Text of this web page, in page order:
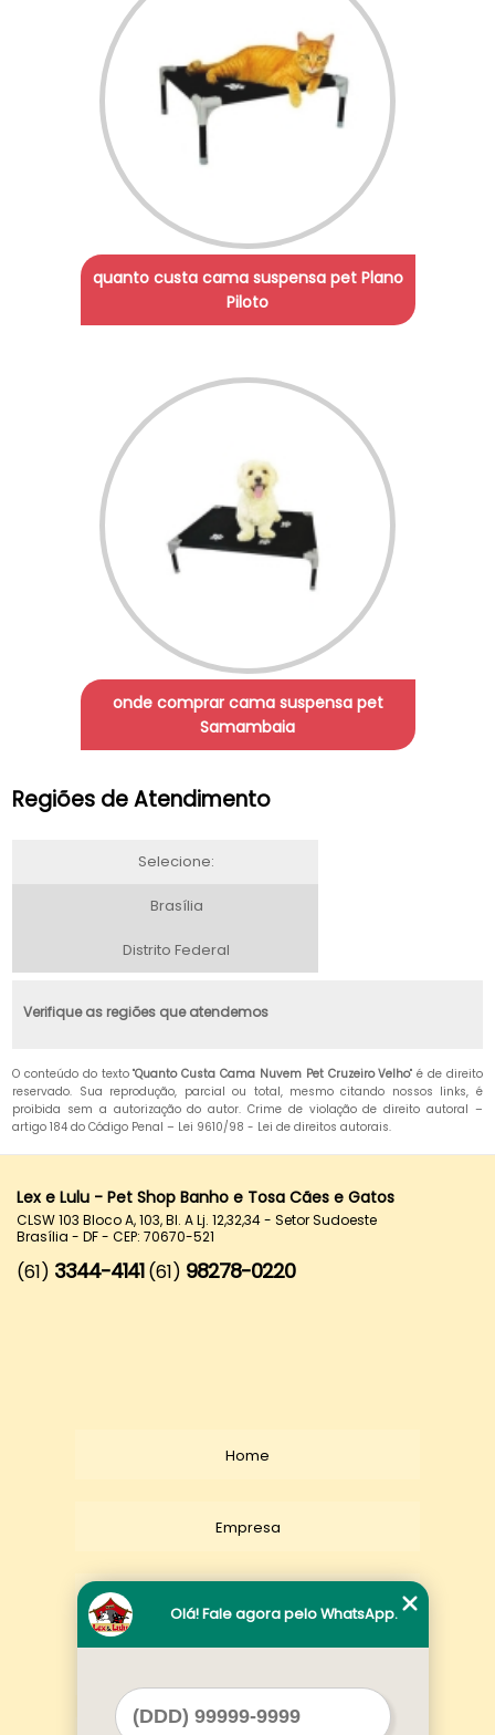
quanto custa cama suspensa pet Plano
Piloto
onde comprar cama suspensa pet
Samambaia
Regiões de Atendimento
Selecione:
Brasília
Distrito Federal
Verifique as regiões que atendemos
O conteúdo do texto "Quanto Custa Cama Nuvem Pet Cruzeiro Velho" é de direito
reservado. Sua reprodução, parcial ou total, mesmo citando nossos links, é
proibida sem a autorização do autor. Crime de violação de direito autoral –
artigo 184 do Código Penal – Lei 9610/98 - Lei de direitos autorais.
Lex e Lulu - Pet Shop Banho e Tosa Cães e Gatos
CLSW 103 Bloco A, 103, Bl. A Lj. 12,32,34 - Setor Sudoeste
Brasília - DF - CEP: 70670-521
(61) 3344-4141 (61) 98278-0220
Home
Empresa
Olá! Fale agora pelo WhatsApp.